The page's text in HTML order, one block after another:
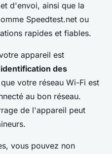
d'envoi, ainsi que la
Speedtest.net ou
rapides et fiables.
appareil est
identification des
votre réseau Wi-Fi est
au bon réseau.
de l'appareil peut
vous pouvez non